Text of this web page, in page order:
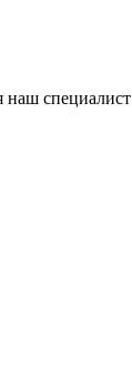
наш специалист